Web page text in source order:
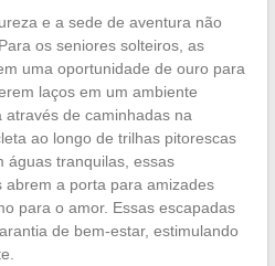
e a sede de aventura não
os seniores solteiros, as
uma oportunidade de ouro para
laços em um ambiente
de caminhadas na
ao longo de trilhas pitorescas
águas tranquilas, essas
a porta para amizades
para o amor. Essas escapadas
de bem-estar, estimulando